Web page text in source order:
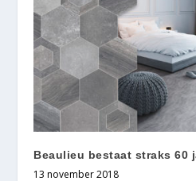
Beaulieu bestaat straks 60
13 november 2018